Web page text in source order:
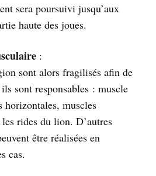
sera poursuivi jusqu’aux
haute des joues.
:
sont alors fragilisés afin de
sont responsables : muscle
muscles
rides du lion. D’autres
être réalisées en
cas.